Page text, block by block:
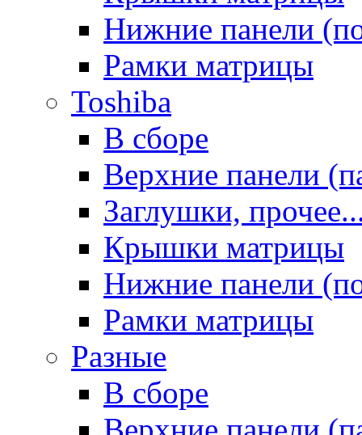
Нижние панели
Рамки матрицы
Toshiba
В сборе
Верхние панели
Заглушки,
Крышки матрицы
Нижние панели
Рамки матрицы
Разные
В сборе